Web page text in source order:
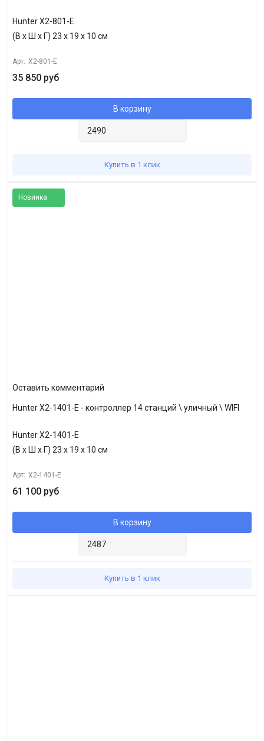
Hunter X2-801-E
(В х Ш х Г) 23 х 19 х 10 см
Арт: X2-801-E
35 850 руб
В корзину
Купить в 1 клик
Новинка
Оставить комментарий
Hunter X2-1401-E - контроллер 14 станций \ уличный \ WIFI
Hunter X2-1401-E
(В х Ш х Г) 23 х 19 х 10 см
Арт: X2-1401-E
61 100 руб
В корзину
Купить в 1 клик